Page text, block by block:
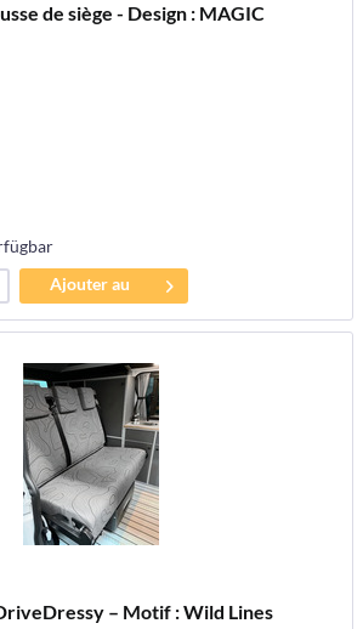
de siège - Design : MAGIC
Ajouter au
panier
– Motif : Wild Lines